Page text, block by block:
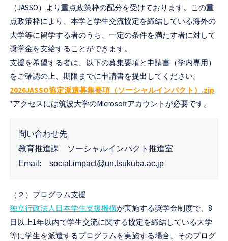
タ
ー
（JASSO）より重点政策枠の配分を受けております。この重
点政策枠により、本学と学生交流協定を締結している海外の
大学等に留学する者のうち、一定の条件を満たす者に対して
奨学金を支給することができます。
支援を希望する者は、以下の募集要項と申請書（学内専用）
をご確認の上、期限までに申請書を提出してください。
2026JASSO協定派遣募集要項（ソーシャルインパクト）.zip
*アクセスには筑波大学のMicrosoftアカウントが必要です。
問い合わせ先
教育推進課　ソーシャルインパクト推進室
Email:　social.impact@un.tsukuba.ac.jp
（２）プログラム支援
独立行政法人日本学生支援機構が実施する奨学金制度で、8
日以上1年以内で学生交流に関する協定を締結している大学
等に学生を派遣するプログラムを実施する場合、そのプログ